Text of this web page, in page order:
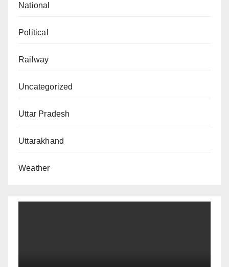
National
Political
Railway
Uncategorized
Uttar Pradesh
Uttarakhand
Weather